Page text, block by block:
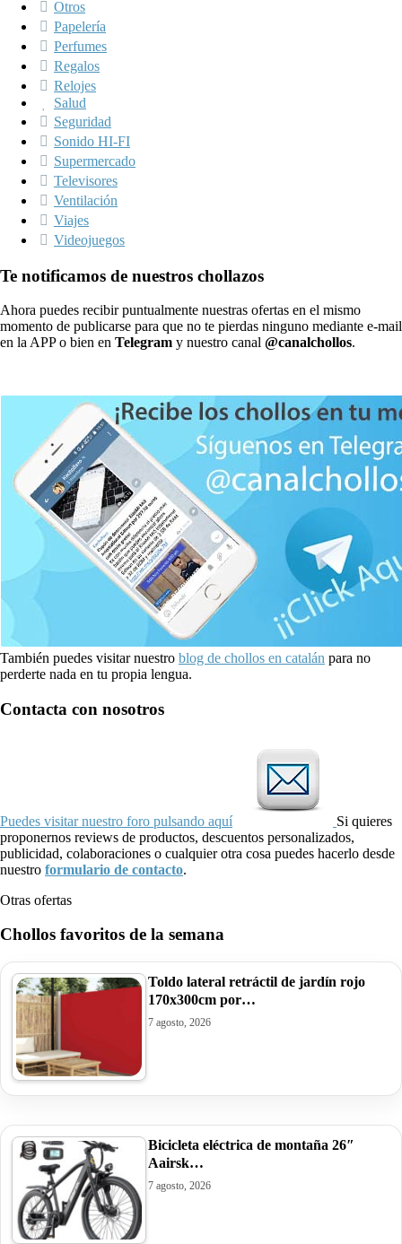
Otros
Papelería
Perfumes
Regalos
Relojes
Salud
Seguridad
Sonido HI-FI
Supermercado
Televisores
Ventilación
Viajes
Videojuegos
Te notificamos de nuestros chollazos
Ahora puedes recibir puntualmente nuestras ofertas en el mismo
momento de publicarse para que no te pierdas ninguno mediante e-mail
en la APP o bien en Telegram y nuestro canal @canalchollos.
También puedes visitar nuestro blog de chollos en catalán para no
perderte nada en tu propia lengua.
Contacta con nosotros
Puedes visitar nuestro foro pulsando aquí
Si quieres
proponernos reviews de productos, descuentos personalizados,
publicidad, colaboraciones o cualquier otra cosa puedes hacerlo desde
nuestro formulario de contacto.
Otras ofertas
Chollos favoritos de la semana
Toldo lateral retráctil de jardín rojo
170x300cm por…
7 agosto, 2026
Bicicleta eléctrica de montaña 26″
Aairsk…
7 agosto, 2026